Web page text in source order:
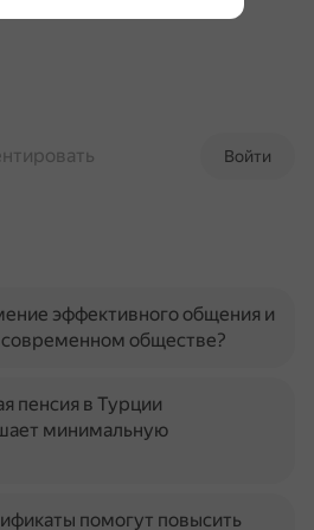
Войти
эффективного общения и
обществе?
пенсия в Турции
минимальную
помогут повысить